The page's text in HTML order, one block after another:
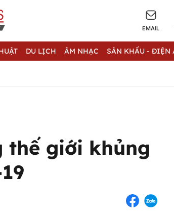
EMAIL
DU LỊCH ÂM NHẠC SÂN KHẤU - ĐIỆN
thế giới khủng